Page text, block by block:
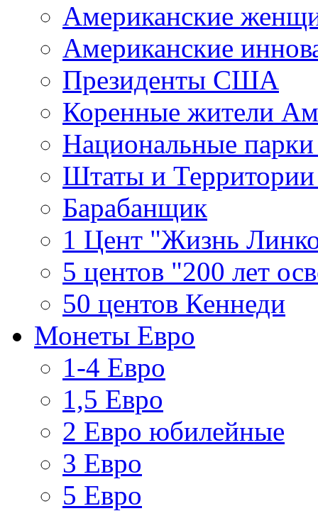
Американские
Американские
Президенты США
Коренные жители
Национальные
Штаты и
Барабанщик
1 Цент "Жизнь
5 центов "200 лет
50 центов Кеннеди
Монеты Евро
1-4 Евро
1,5 Евро
2 Евро юбилейные
3 Евро
5 Евро